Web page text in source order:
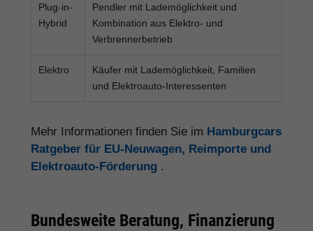
Plug-in-
Hybrid
Pendler mit Lademöglichkeit und
Kombination aus Elektro- und
Verbrennerbetrieb
Elektro
Käufer mit Lademöglichkeit, Familien
und Elektroauto-Interessenten
Mehr Informationen finden Sie im Hamburgcars
Ratgeber für EU-Neuwagen, Reimporte und
Elektroauto-Förderung .
Bundesweite Beratung, Finanzierung